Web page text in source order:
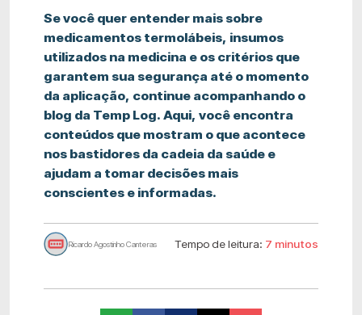
Ricardo Agostinho Canteras Tempo de leitura: 7 minutos
Se você quer entender mais sobre
medicamentos termolábeis, insumos
utilizados na medicina e os critérios que
garantem sua segurança até o momento
da aplicação, continue acompanhando o
blog da Temp Log. Aqui, você encontra
conteúdos que mostram o que acontece
nos bastidores da cadeia da saúde e
ajudam a tomar decisões mais
conscientes e informadas.